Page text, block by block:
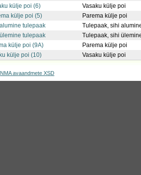
külje poi (6)
Vasaku külje poi
külje poi (5)
Parema külje poi
tulepaak
Tulepaak, sihi
tulepaak
Tulepaak, sihi
külje poi (9A)
Parema külje poi
külje poi (10) Vasaku külje poi
NMA avaandmete XSD